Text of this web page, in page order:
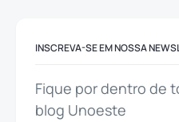
INSCREVA-SE EM NOSSA
Fique por dentro de
blog Unoeste